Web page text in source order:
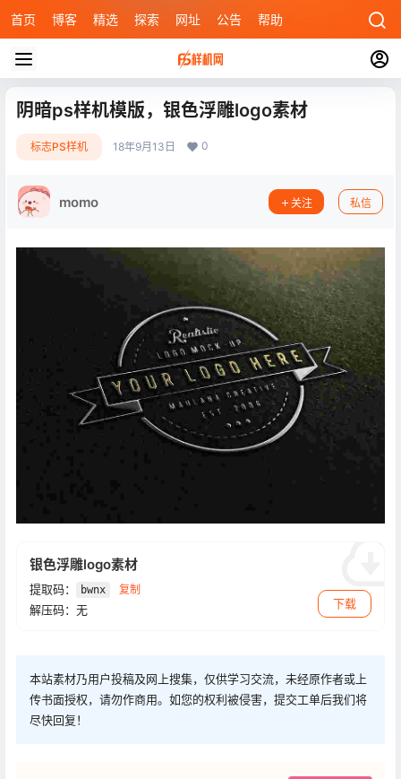
首页 博客 精选 探索 网址 公告 帮助
阴暗ps样机模版，银色浮雕logo素材
标志PS样机 18年9月13日 0
momo 关注 私信
银色浮雕logo素材
提取码： bwnx 复制
解压码：无 下载
本站素材乃用户投稿及网上搜集，仅供学习交流，未经原作者或上
传书面授权，请勿作商用。如您的权利被侵害，提交工单后我们将
尽快回复！